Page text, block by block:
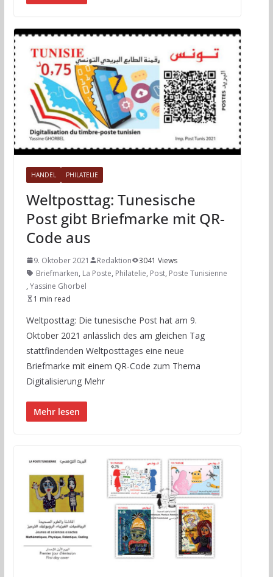
HANDEL PHILATELIE
Weltposttag: Tunesische
Post gibt Briefmarke mit QR-
Code aus
9. Oktober 2021 Redaktion
3041 Views
Briefmarken, La Poste, Philatelie, Post, Poste Tunisienne
, Yassine Ghorbel
1 min read
Weltposttag: Die tunesische Post hat am 9.
Oktober 2021 anlässlich des am gleichen Tag
stattfindenden Weltposttages eine neue
Briefmarke mit einem QR-Code zum Thema
Digitalisierung Mehr
Mehr lesen